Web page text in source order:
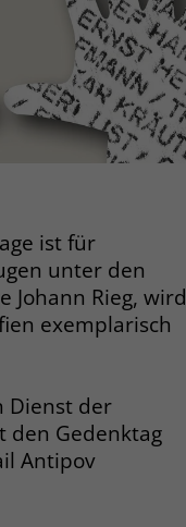
ist für
unter den
Johann Rieg, wird
exemplarisch
Dienst der
den Gedenktag
Antipov